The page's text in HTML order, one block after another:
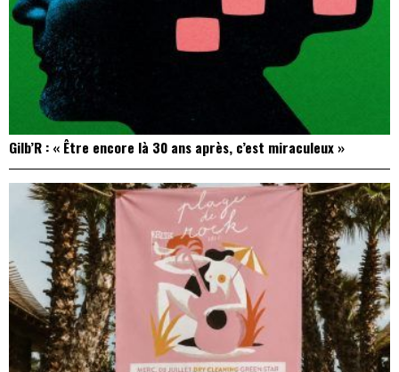
Gilb’R : « Être encore là 30 ans après, c’est miraculeux »